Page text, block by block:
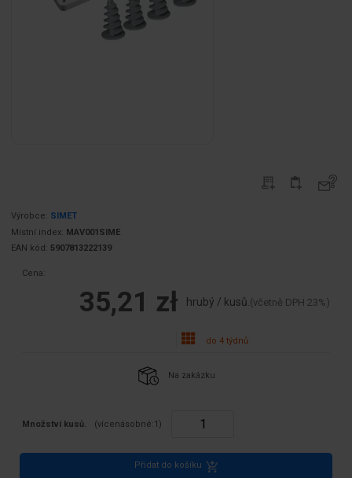
Výrobce: SIMET
Místní index: MAV001SIME
EAN kód: 5907813222139
Cena:
35,21 zł hrubý / kusů.(včetně DPH 23%)
do 4 týdnů
Na zakázku
Množství kusů. (vícenásobné:1 )
Přidat do košíku